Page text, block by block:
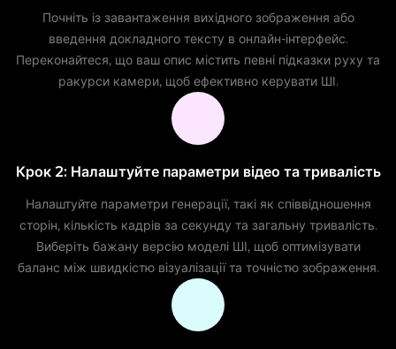
Почніть із завантаження вихідного зображення або
введення докладного тексту в онлайн-інтерфейс.
Переконайтеся, що ваш опис містить певні підказки руху та
ракурси камери, щоб ефективно керувати ШІ.
Крок 2: Налаштуйте параметри відео та тривалість
Налаштуйте параметри генерації, такі як співвідношення
сторін, кількість кадрів за секунду та загальну тривалість.
Виберіть бажану версію моделі ШІ, щоб оптимізувати
баланс між швидкістю візуалізації та точністю зображення.